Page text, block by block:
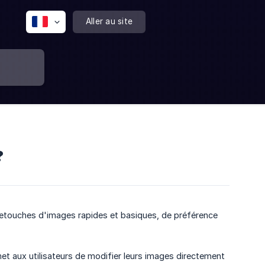
Aller au site
d'images rapides et basiques, de préférence
aux utilisateurs de modifier leurs images directement